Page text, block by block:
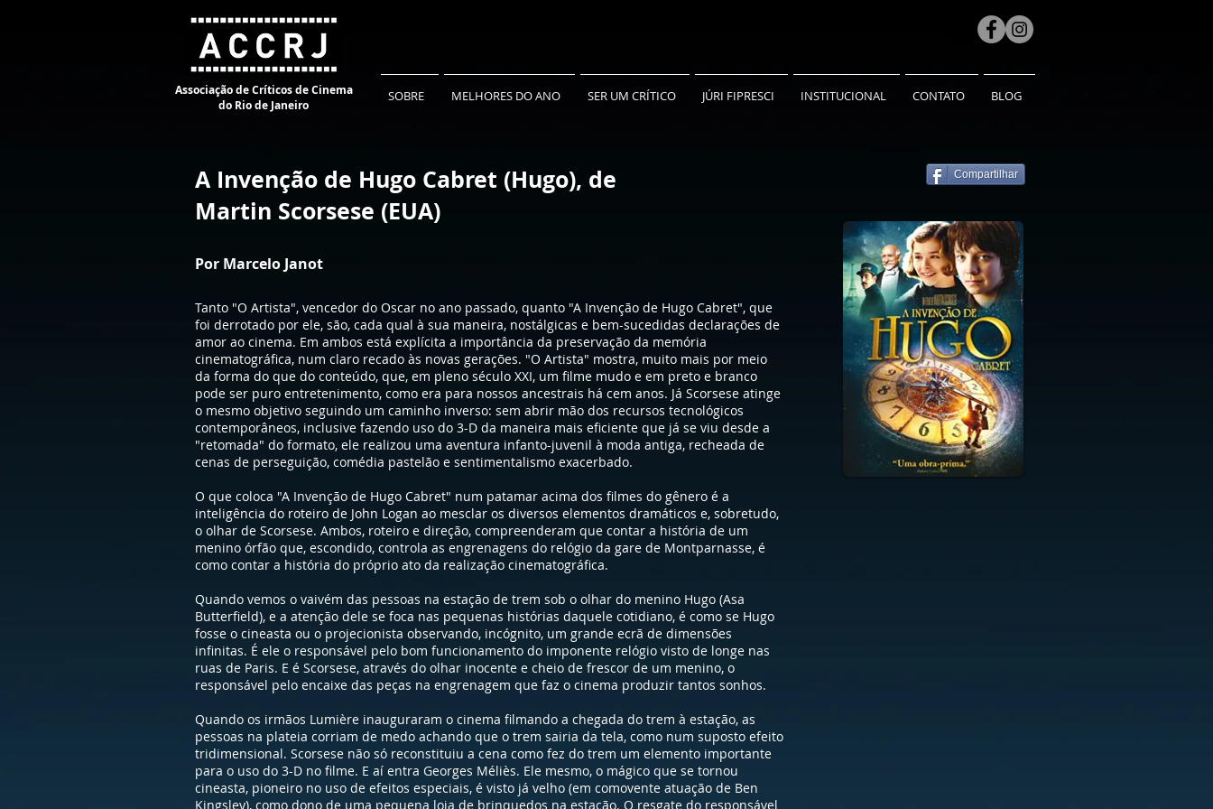
Associação de Críticos de Cinema
do Rio de Janeiro
SOBRE MELHORES DO ANO SER UM CRÍTICO JÚRI FIPRESCI INSTITUCIONAL CONTATO BLOG
A Invenção de Hugo Cabret (Hugo), de
Martin Scorsese (EUA)
Por Marcelo Janot
Tanto "O Artista", vencedor do Oscar no ano passado, quanto "A Invenção de Hugo Cabret", que
foi derrotado por ele, são, cada qual à sua maneira, nostálgicas e bem-sucedidas declarações de
amor ao cinema. Em ambos está explícita a importância da preservação da memória
cinematográfica, num claro recado às novas gerações. "O Artista" mostra, muito mais por meio
da forma do que do conteúdo, que, em pleno século XXI, um filme mudo e em preto e branco
pode ser puro entretenimento, como era para nossos ancestrais há cem anos. Já Scorsese atinge
o mesmo objetivo seguindo um caminho inverso: sem abrir mão dos recursos tecnológicos
contemporâneos, inclusive fazendo uso do 3-D da maneira mais eficiente que já se viu desde a
"retomada" do formato, ele realizou uma aventura infanto-juvenil à moda antiga, recheada de
cenas de perseguição, comédia pastelão e sentimentalismo exacerbado.
O que coloca "A Invenção de Hugo Cabret" num patamar acima dos filmes do gênero é a
inteligência do roteiro de John Logan ao mesclar os diversos elementos dramáticos e, sobretudo,
o olhar de Scorsese. Ambos, roteiro e direção, compreenderam que contar a história de um
menino órfão que, escondido, controla as engrenagens do relógio da gare de Montparnasse, é
como contar a história do próprio ato da realização cinematográfica.
Quando vemos o vaivém das pessoas na estação de trem sob o olhar do menino Hugo (Asa
Butterfield), e a atenção dele se foca nas pequenas histórias daquele cotidiano, é como se Hugo
fosse o cineasta ou o projecionista observando, incógnito, um grande ecrã de dimensões
infinitas. É ele o responsável pelo bom funcionamento do imponente relógio visto de longe nas
ruas de Paris. E é Scorsese, através do olhar inocente e cheio de frescor de um menino, o
responsável pelo encaixe das peças na engrenagem que faz o cinema produzir tantos sonhos.
Quando os irmãos Lumière inauguraram o cinema filmando a chegada do trem à estação, as
pessoas na plateia corriam de medo achando que o trem sairia da tela, como num suposto efeito
tridimensional. Scorsese não só reconstituiu a cena como fez do trem um elemento importante
para o uso do 3-D no filme. E aí entra Georges Méliès. Ele mesmo, o mágico que se tornou
cineasta, pioneiro no uso de efeitos especiais, é visto já velho (em comovente atuação de Ben
Kingsley), como dono de uma pequena loja de brinquedos na estação. O resgate do responsável
Compartilhar